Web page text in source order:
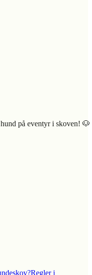
på eventyr i skoven! 🐶
Regler i